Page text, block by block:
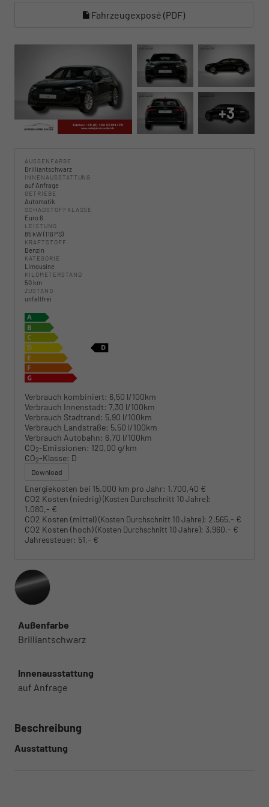
Fahrzeugexposé (PDF)
+3
AUSSENFARBE
Brilliantschwarz
INNENAUSSTATTUNG
auf Anfrage
GETRIEBE
Automatik
SCHADSTOFFKLASSE
Euro 6
LEISTUNG
85 kW (116 PS)
KRAFTSTOFF
Benzin
KATEGORIE
Limousine
KILOMETERSTAND
50 km
ZUSTAND
unfallfrei
Verbrauch kombiniert: 6,50 l/100km
Verbrauch Innenstadt: 7,30 l/100km
Verbrauch Stadtrand: 5,90 l/100km
Verbrauch Landstraße: 5,50 l/100km
Verbrauch Autobahn: 6,70 l/100km
CO2-Emissionen: 120,00 g/km
CO2-Klasse: D
Download
Energiekosten bei 15.000 km pro Jahr: 1.700,40 €
CO2 Kosten (niedrig)(Kosten Durchschnitt 10 Jahre):
1.080,- €
CO2 Kosten (mittel)(Kosten Durchschnitt 10 Jahre): 2.565,- €
CO2 Kosten (hoch)(Kosten Durchschnitt 10 Jahre): 3.960,- €
Jahressteuer: 51,- €
Außenfarbe
Brilliantschwarz
Innenausstattung
auf Anfrage
Beschreibung
Ausstattung